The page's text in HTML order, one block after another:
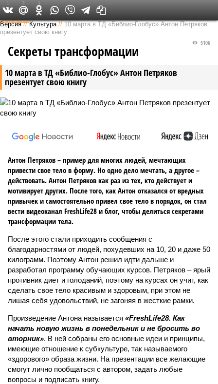
Федеральный выпуск
Версия //Культура //10 марта в ТД «Библио-Глобус» Антон Петряков
презентует свою книгу
10 марта в ТД «Библио-Глобус» Антон Петряков
презентует свою книгу
5106
Секреты трансформации
Антон Петряков – пример для многих людей, мечтающих
привести свое тело в форму. Но одно дело мечтать, а другое –
действовать. Антон Петряков как раз из тех, кто действует и
мотивирует других. После того, как Антон отказался от вредных
привычек и самостоятельно привел свое тело в порядок, он стал
вести видеоканал FreshLife28 и блог, чтобы делиться секретами
трансформации тела.
После этого стали приходить сообщения с
благодарностями от людей, похудевших на 10, 20 и даже 50
килограмм. Поэтому Антон решил идти дальше и
разработал программу обучающих курсов. Петряков – ярый
противник диет и голоданий, поэтому на курсах он учит, как
сделать свое тело красивым и здоровым, при этом не
лишая себя удовольствий, не загоняя в жесткие рамки.
Произведение Антона называется «FreshLife28. Как
начать новую жизнь в понедельник и не бросить во
вторник». В ней собраны его основные идеи и принципы,
имеющие отношение к субкультуре, так называемого
«здорового» образа жизни. На презентации все желающие
смогут лично пообщаться с автором, задать любые
вопросы и подписать книгу.
1 3 1